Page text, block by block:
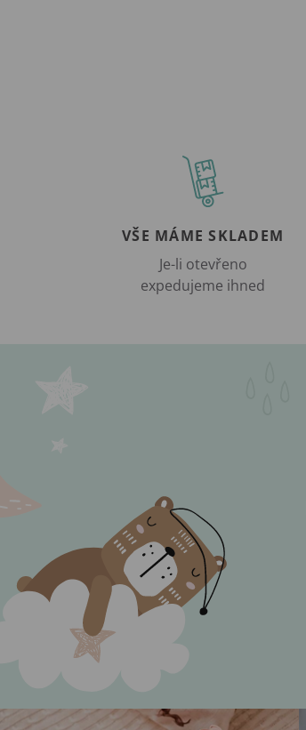
VŠE MÁME SKLADEM
Je-li otevřeno
expedujeme ihned